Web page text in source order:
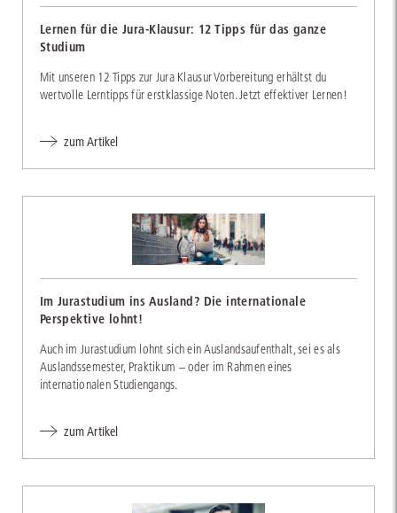
Lernen für die Jura-Klausur: 12 Tipps für das ganze
Studium
Mit unseren 12 Tipps zur Jura Klausur Vorbereitung erhältst du
wertvolle Lerntipps für erstklassige Noten. Jetzt effektiver Lernen!
zum Artikel
Im Jurastudium ins Ausland? Die internationale
Perspektive lohnt!
Auch im Jurastudium lohnt sich ein Auslandsaufenthalt, sei es als
Auslandssemester, Praktikum – oder im Rahmen eines
internationalen Studiengangs.
zum Artikel